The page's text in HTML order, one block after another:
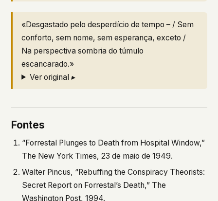
«Desgastado pelo desperdício de tempo – / Sem
conforto, sem nome, sem esperança, exceto /
Na perspectiva sombria do túmulo
escancarado.»
Ver original ▸
Fontes
“Forrestal Plunges to Death from Hospital Window,”
The New York Times, 23 de maio de 1949.
Walter Pincus, “Rebuffing the Conspiracy Theorists:
Secret Report on Forrestal’s Death,” The
Washington Post, 1994.